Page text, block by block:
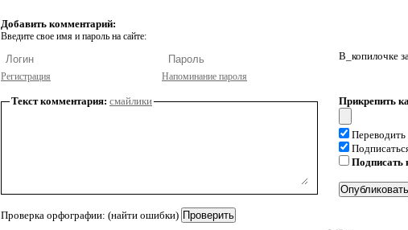
Добавить комментарий:
Введите свое имя и пароль на сайте:
Регистрация Напоминание пароля
В_копилочке
Текст комментария: смайлики
Проверка орфографии: (найти ошибки)
Прикрепить
Подписать